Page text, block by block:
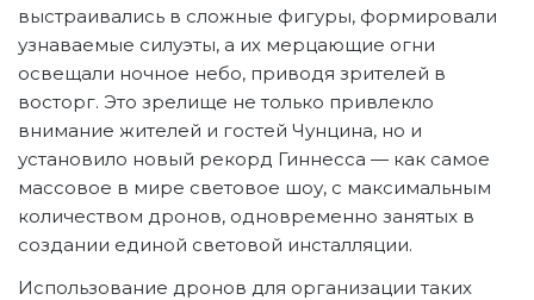
выстраивались в сложные фигуры, формировали
узнаваемые силуэты, а их мерцающие огни
освещали ночное небо, приводя зрителей в
восторг. Это зрелище не только привлекло
внимание жителей и гостей Чунцина, но и
установило новый рекорд Гиннесса — как самое
массовое в мире световое шоу, с максимальным
количеством дронов, одновременно занятых в
создании единой световой инсталляции.
Использование дронов для организации таких